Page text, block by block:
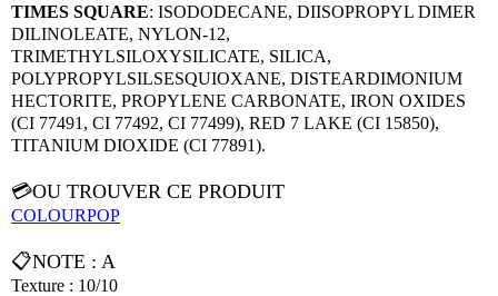
TIMES SQUARE: ISODODECANE, DIISOPROPYL DIMER
DILINOLEATE, NYLON-12,
TRIMETHYLSILOXYSILICATE, SILICA,
POLYPROPYLSILSESQUIOXANE, DISTEARDIMONIUM
HECTORITE, PROPYLENE CARBONATE, IRON OXIDES
(CI 77491, CI 77492, CI 77499), RED 7 LAKE (CI 15850),
TITANIUM DIOXIDE (CI 77891).
💳OU TROUVER CE PRODUIT
COLOURPOP
📋NOTE : A
Texture : 10/10